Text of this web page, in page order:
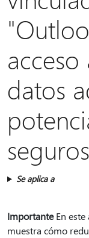
datos
Se aplica a
ImportanteEn este
muestra cómo